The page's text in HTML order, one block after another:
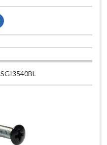
SGI3540BL